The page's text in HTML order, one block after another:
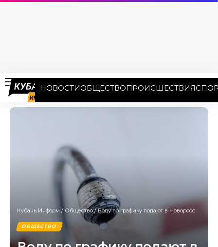
НОВОСТИОБЩЕСТВОПРОИСШЕСТВИЯ
Кубань Информ / Общество/Воду по графику подают в Новороссийске после крупной аварии
ОБЩЕСТВО